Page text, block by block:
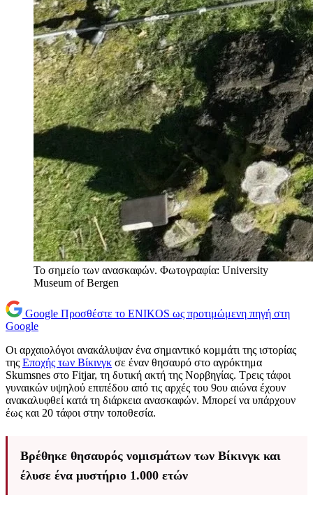
Το σημείο των ανασκαφών. Φωτογραφία: University
Museum of Bergen
Google Προσθέστε το ENIKOS ως προτιμώμενη πηγή στη
Google
Οι αρχαιολόγοι ανακάλυψαν ένα σημαντικό κομμάτι της ιστορίας
της Εποχής των Βίκινγκ σε έναν θησαυρό στο αγρόκτημα
Skumsnes στο Fitjar, τη δυτική ακτή της Νορβηγίας. Τρεις τάφοι
γυναικών υψηλού επιπέδου από τις αρχές του 9ου αιώνα έχουν
ανακαλυφθεί κατά τη διάρκεια ανασκαφών. Μπορεί να υπάρχουν
έως και 20 τάφοι στην τοποθεσία.
Βρέθηκε θησαυρός νομισμάτων των Βίκινγκ και
έλυσε ένα μυστήριο 1.000 ετών